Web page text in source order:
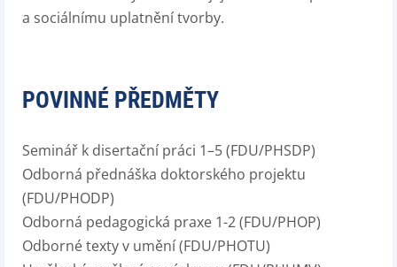
a sociálnímu uplatnění tvorby.
POVINNÉ PŘEDMĚTY
Seminář k disertační práci 1–5 (FDU/PHSDP)
Odborná přednáška doktorského projektu
(FDU/PHODP)
Odborná pedagogická praxe 1-2 (FDU/PHOP)
Odborné texty v umění (FDU/PHOTU)